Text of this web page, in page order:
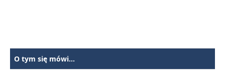
O tym się mówi...